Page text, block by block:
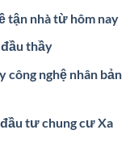
tận nhà từ hôm nay
thầy
công nghệ nhân bản
tư chung cư Xa